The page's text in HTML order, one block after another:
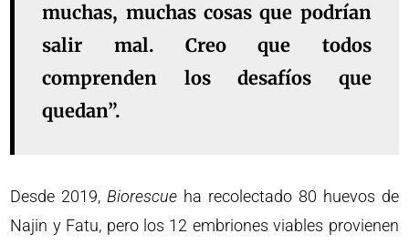
muchas, muchas cosas que podrían
salir mal. Creo que todos
comprenden los desafíos que
quedan”.
Desde 2019, Biorescue ha recolectado 80 huevos de
Najin y Fatu, pero los 12 embriones viables provienen